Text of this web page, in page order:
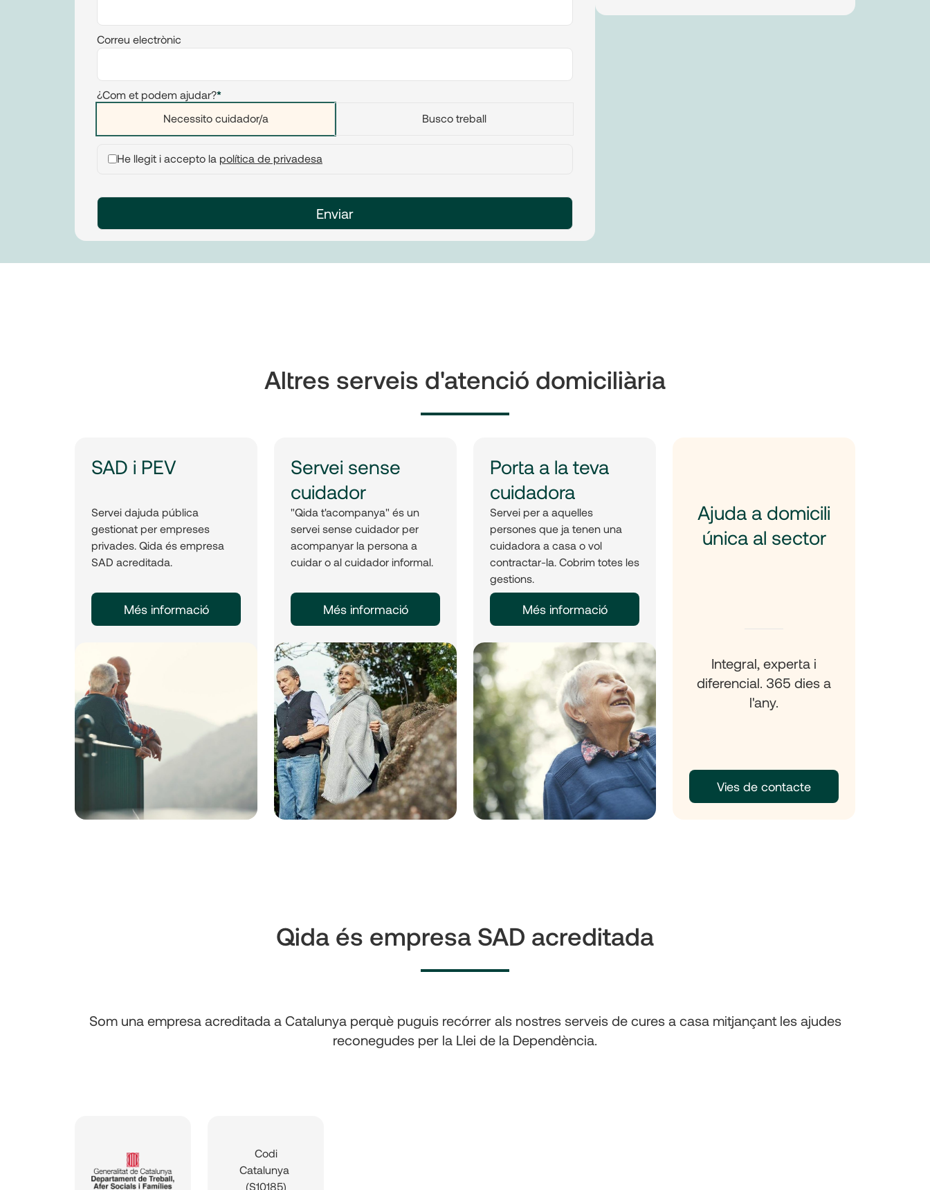
Correu electrònic
¿Com et podem ajudar?*
Necessito cuidador/a
Busco treball
He llegit i accepto la política de privadesa
Altres serveis d'atenció domiciliària
SAD i PEV
Servei dajuda pública
gestionat per empreses
privades. Qida és empresa
SAD acreditada.
Més informació
Servei sense
cuidador
"Qida t'acompanya" és un
servei sense cuidador per
acompanyar la persona a
cuidar o al cuidador informal.
Més informació
Porta a la teva
cuidadora
Servei per a aquelles
persones que ja tenen una
cuidadora a casa o vol
contractar-la. Cobrim totes les
gestions.
Més informació
Ajuda a domicili
única al sector
Integral, experta i
diferencial. 365 dies a
l'any.
Vies de contacte
Qida és empresa SAD acreditada
Som una empresa acreditada a Catalunya perquè puguis recórrer als nostres serveis de cures a casa mitjançant les ajudes
reconegudes per la Llei de la Dependència.
Codi
Catalunya
(S10185)